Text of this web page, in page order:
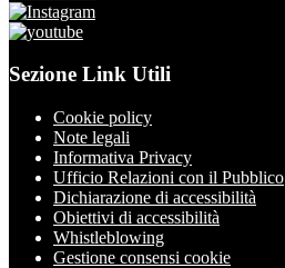
Sezione Link Utili
Cookie policy
Note legali
Informativa Privacy
Ufficio Relazioni con il Pubblico
Dichiarazione di accessibilità
Obiettivi di accessibilità
Whistleblowing
Gestione consensi cookie